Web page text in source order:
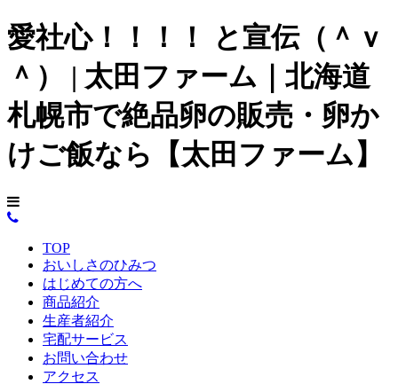
愛社心！！！！ と宣伝（＾ｖ
＾） | 太田ファーム｜北海道
札幌市で絶品卵の販売・卵か
けご飯なら【太田ファーム】
TOP
おいしさのひみつ
はじめての方へ
商品紹介
生産者紹介
宅配サービス
お問い合わせ
アクセス